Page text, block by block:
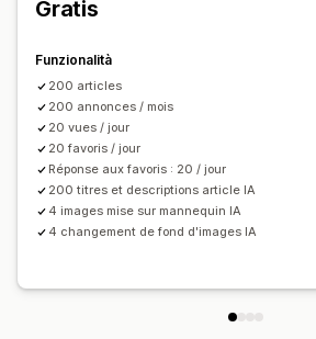
Gratis
Funzionalità
200 articles
200 annonces / mois
20 vues / jour
20 favoris / jour
Réponse aux favoris : 20 / jour
200 titres et descriptions article IA
4 images mise sur mannequin IA
4 changement de fond d'images IA